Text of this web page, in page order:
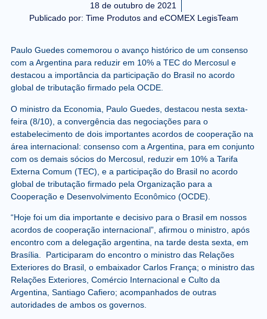
18 de outubro de 2021
Publicado por: Time Produtos and eCOMEX LegisTeam
Paulo Guedes comemorou o avanço histórico de um consenso
com a Argentina para reduzir em 10% a TEC do Mercosul e
destacou a importância da participação do Brasil no acordo
global de tributação firmado pela OCDE.
O ministro da Economia, Paulo Guedes, destacou nesta sexta-
feira (8/10), a convergência das negociações para o
estabelecimento de dois importantes acordos de cooperação na
área internacional: consenso com a Argentina, para em conjunto
com os demais sócios do Mercosul, reduzir em 10% a Tarifa
Externa Comum (TEC), e a participação do Brasil no acordo
global de tributação firmado pela Organização para a
Cooperação e Desenvolvimento Econômico (OCDE).
“Hoje foi um dia importante e decisivo para o Brasil em nossos
acordos de cooperação internacional”, afirmou o ministro, após
encontro com a delegação argentina, na tarde desta sexta, em
Brasília. Participaram do encontro o ministro das Relações
Exteriores do Brasil, o embaixador Carlos França; o ministro das
Relações Exteriores, Comércio Internacional e Culto da
Argentina, Santiago Cafiero; acompanhados de outras
autoridades de ambos os governos.